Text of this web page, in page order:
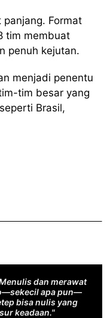
Format
tim membuat
penuh kejutan.
menjadi penentu
tim besar yang
Brasil,
Menulis dan merawat
apa pun—
bisa nulis yang
keadaan."